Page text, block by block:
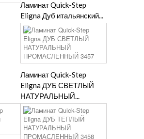
Ламинат Quick-Step
Eligna Дуб итальянский...
Ламинат Quick-Step
Eligna ДУБ СВЕТЛЫЙ
НАТУРАЛЬНЫЙ...